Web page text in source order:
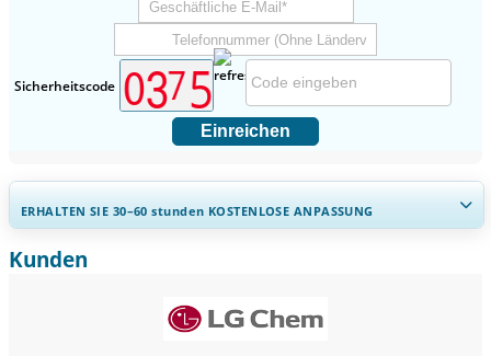
Sicherheitscode
Einreichen
ERHALTEN SIE 30–60stunden KOSTENLOSE ANPASSUNG
Regionale und länderspezifische Abdeckung erweitern,
Benchmarking, und Endnutzer-Einblicke.
Kunden